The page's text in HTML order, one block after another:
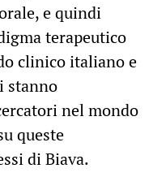
e quindi
terapeutico
clinico italiano e
stanno
nel mondo
queste
di Biava.